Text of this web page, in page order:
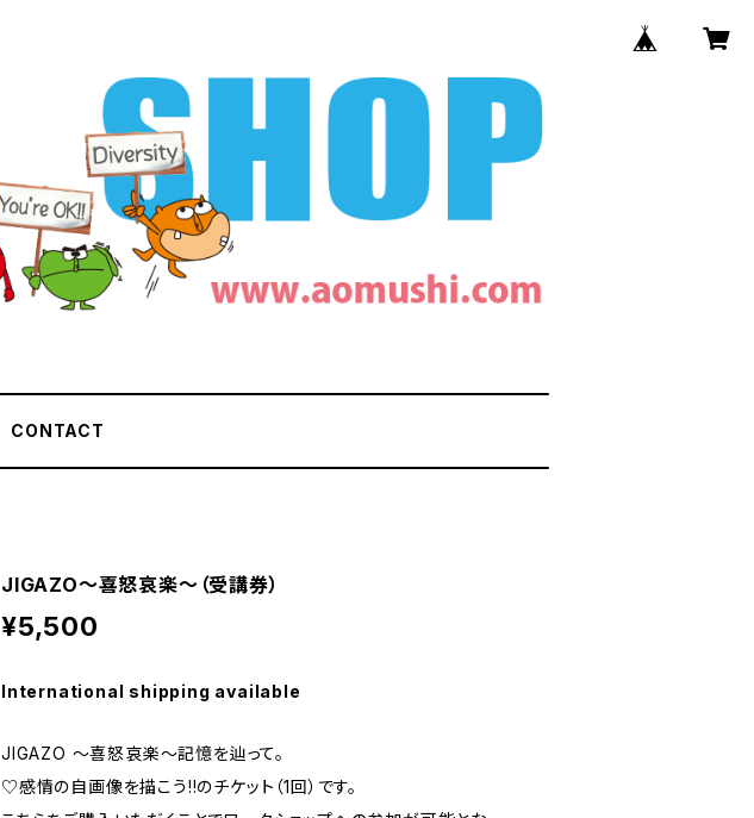
CONTACT
JIGAZO〜喜怒哀楽〜（受講券）
¥5,500
International shipping available
JIGAZO 〜喜怒哀楽〜記憶を辿って。
♡感情の自画像を描こう!!のチケット（1回）です。